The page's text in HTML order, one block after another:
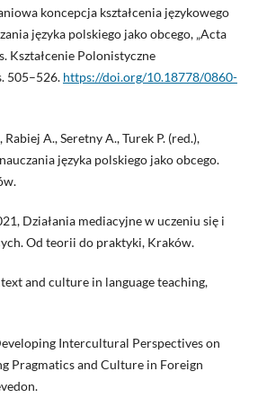
koncepcja kształcenia językowego
języka polskiego jako obcego, „Acta
Kształcenie Polonistyczne
505–526. https://doi.org/10.18778/0860-
Rabiej A., Seretny A., Turek P. (red.),
języka polskiego jako obcego.
Działania mediacyjne w uczeniu się i
Od teorii do praktyki, Kraków.
and culture in language teaching,
Intercultural Perspectives on
Pragmatics and Culture in Foreign